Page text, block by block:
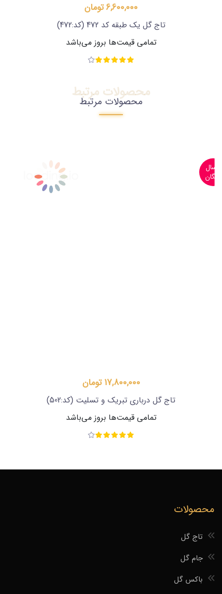
6,600,000 تومان
تاج گل ترحیم ارزان(کد:199)
تمامی قیمت‌ها بروز می‌باشد
محصولات مرتبط
محصولات مرتبط
ارسال
رایگان
9,350,000 تومان
تاج گل تسلیت (کد:501)
تمامی قیمت‌ها بروز می‌باشد
محصولات
تاج گل
جام گل
باکس گل